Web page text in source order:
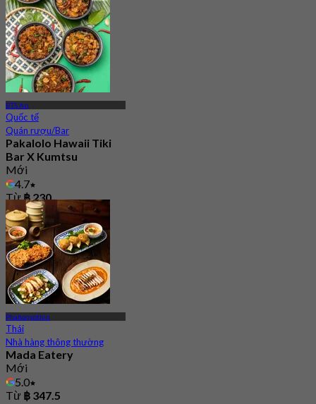
BTS Ari
Quốc tế
Quán rượu/Bar
Pakalolo Hawaii Tiki
Bar X Kumtsu
Mới
4.7
Từ฿ 230
Phahonyothin
Thái
Nhà hàng thông thường
Mada Eatery
Mới
5.0
Từ ฿ 347.5